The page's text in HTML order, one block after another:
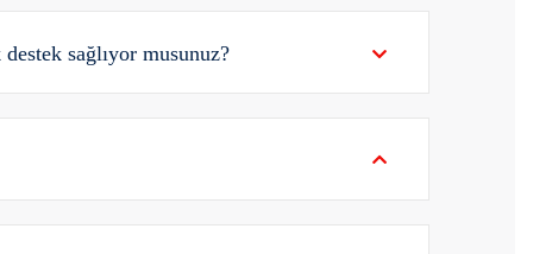
sağlıyor musunuz?